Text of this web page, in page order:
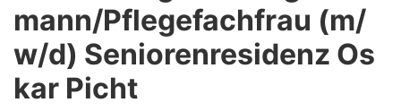
mann/Pflegefachfrau (m/
w/d) Seniorenresidenz Os
kar Picht